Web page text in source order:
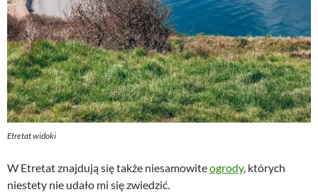
Etretat widoki
W Etretat znajdują się także niesamowiteogrody, których
niestety nie udało mi się zwiedzić.